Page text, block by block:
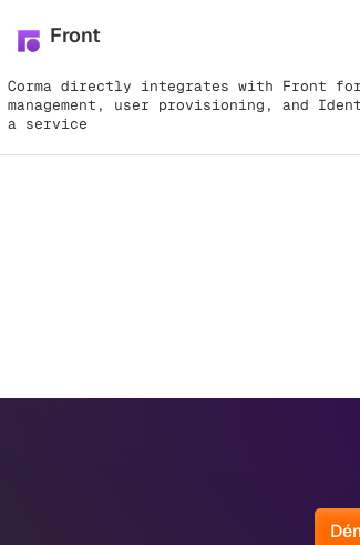
Front
Corma directly integrates with Front for
management, user provisioning, and
a service